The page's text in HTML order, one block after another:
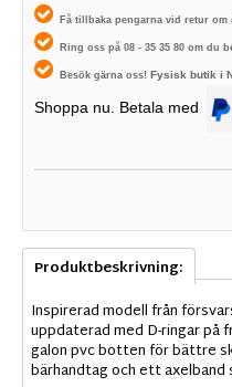
Få tillbaka pengarna vid retur om
Ring oss på 08 - 35 35 80 om du
Besök gärna oss! Fysisk butik i
Shoppa nu. Betala med
Produktbeskrivning:
Inspirerad modell från
uppdaterad med D-ringar på
galon pvc botten för bättre
bärhandtag och ett